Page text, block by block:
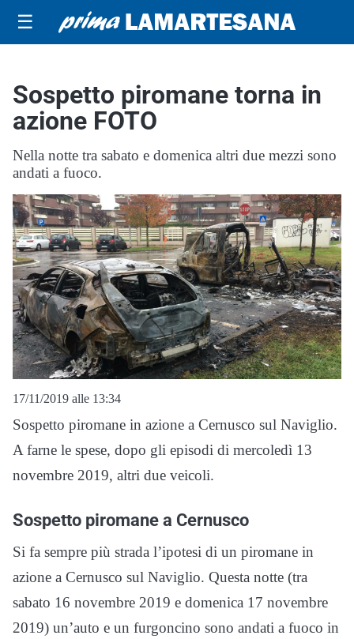
☰
Sospetto piromane torna in
azione FOTO
Nella notte tra sabato e domenica altri due mezzi sono
andati a fuoco.
17/11/2019 alle 13:34
Sospetto piromane in azione a Cernusco sul Naviglio.
A farne le spese, dopo gli episodi di mercoledì 13
novembre 2019, altri due veicoli.
Sospetto piromane a Cernusco
Si fa sempre più strada l’ipotesi di un piromane in
azione a Cernusco sul Naviglio. Questa notte (tra
sabato 16 novembre 2019 e domenica 17 novembre
2019) un’auto e un furgoncino sono andati a fuoco in